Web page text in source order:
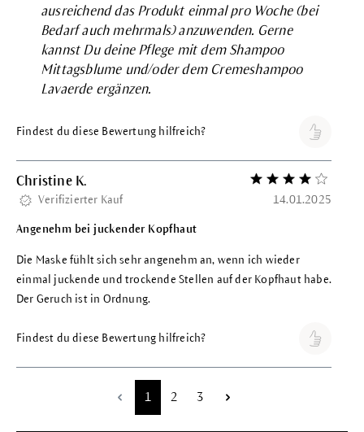
ausreichend das Produkt einmal pro Woche (bei
Bedarf auch mehrmals) anzuwenden. Gerne
kannst Du deine Pflege mit dem Shampoo
Mittagsblumeund/oder dem Cremeshampoo
Lavaerdeergänzen.
Findest du diese Bewertung hilfreich?
Christine K. Bewertung mit 4
Verifizierter Kauf 14.01.2025
Angenehm bei juckender Kopfhaut
Die Maske fühlt sich sehr angenehm an, wenn ich wieder
einmal juckende und trockende Stellen auf der Kopfhaut habe.
Der Geruch ist in Ordnung.
Findest du diese Bewertung hilfreich?
Seite
1 Seite
2 Seite
3